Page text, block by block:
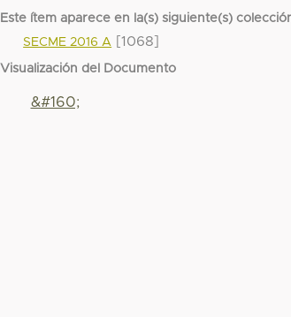
Este ítem aparece en la(s) siguiente(s)
SECME 2016 A [1068]
Visualización del Documento
&#160;